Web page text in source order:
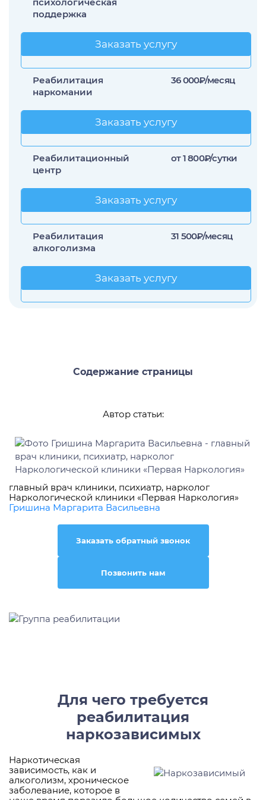
Лечение прозопагнозии
поддержка
Заказать услугу
Заказать услугу
Реабилитация
наркомании
36 000₽/месяц
Заказать услугу
Заказать услугу
Реабилитационный
центр
от 1 800₽/сутки
Заказать услугу
Заказать услугу
Реабилитация
алкоголизма
31 500₽/месяц
Заказать услугу
Заказать услугу
Содержание страницы
Автор статьи:
главный врач клиники, психиатр, нарколог
Наркологической клиники «Первая Наркология»
Гришина Маргарита Васильевна
Заказать обратный звонок
Позвонить нам
Для чего требуется
реабилитация
наркозависимых
Наркотическая
зависимость, как и
алкоголизм, хроническое
заболевание, которое в